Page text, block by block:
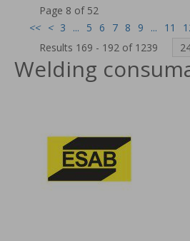
Page 8 of 52
<<
< 3 ... 5 6 7 8 9 ... 11
Results 169 - 192 of 1239
Welding